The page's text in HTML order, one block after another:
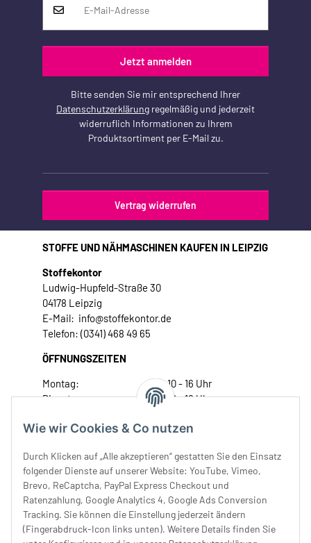
Wie wir Cookies & Co nutzen
Durch Klicken auf „Alle akzeptieren“ gestatten Sie den Einsatz
folgender Dienste auf unserer Website: YouTube, Vimeo,
Brevo, ReCaptcha, PayPal Express Checkout und
Ratenzahlung, Google Analytics 4, Google Ads Conversion
Tracking. Sie können die Einstellung jederzeit ändern
(Fingerabdruck-Icon links unten). Weitere Details finden Sie
Jetzt anmelden
Bitte senden Sie mir entsprechend Ihrer
Datenschutzerklärung regelmäßig und jederzeit
widerruflich Informationen zu Ihrem
Produktsortiment per E-Mail zu.
Vertrag widerrufen
STOFFE UND NÄHMASCHINEN KAUFEN IN LEIPZIG
Stoffekontor
Ludwig-Hupfeld-Straße 30
04178 Leipzig
E-Mail: info@stoffekontor.de
Telefon: (0341) 468 49 65
ÖFFNUNGSZEITEN
Montag:
10 - 16 Uhr
Dienstag:
10 - 16 Uhr
Donnerstag:
10 - 18 Uhr
Samstag:
10 - 14 Uhr
Unser Service
Rechtliches